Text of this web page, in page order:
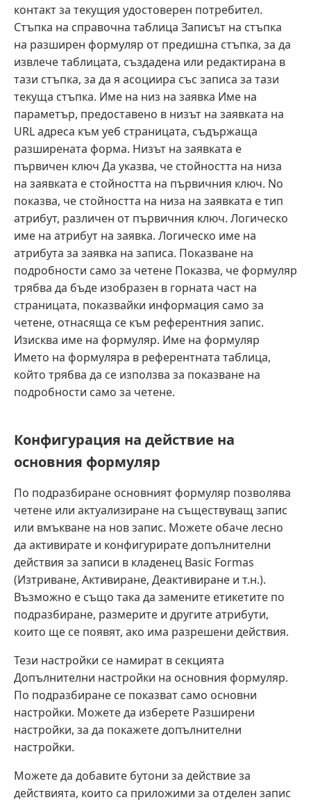
контакт за текущия удостоверен потребител.
Стъпка на справочна таблица Записът на стъпка
на разширен формуляр от предишна стъпка, за да
извлече таблицата, създадена или редактирана в
тази стъпка, за да я асоциира със записа за тази
текуща стъпка. Име на низ на заявка Име на
параметър, предоставено в низът на заявката на
URL адреса към уеб страницата, съдържаща
разширената форма. Низът на заявката е
първичен ключ Да указва, че стойността на низа
на заявката е стойността на първичния ключ. No
показва, че стойността на низа на заявката е тип
атрибут, различен от първичния ключ. Логическо
име на атрибут на заявка. Логическо име на
атрибута за заявка на записа. Показване на
подробности само за четене Показва, че формуляр
трябва да бъде изобразен в горната част на
страницата, показвайки информация само за
четене, отнасяща се към референтния запис.
Изисква име на формуляр. Име на формуляр
Името на формуляра в референтната таблица,
който трябва да се използва за показване на
подробности само за четене.
Конфигурация на действие на
основния формуляр
По подразбиране основният формуляр позволява
четене или актуализиране на съществуващ запис
или вмъкване на нов запис. Можете обаче лесно
да активирате и конфигурирате допълнителни
действия за записи в кладенец Basic Formas
(Изтриване, Активиране, Деактивиране и т.н.).
Възможно е също така да замените етикетите по
подразбиране, размерите и другите атрибути,
които ще се появят, ако има разрешени действия.
Тези настройки се намират в секцията
Допълнителни настройки на основния формуляр.
По подразбиране се показват само основни
настройки. Можете да изберете Разширени
настройки, за да покажете допълнителни
настройки.
Можете да добавите бутони за действие за
действията, които са приложими за отделен запис